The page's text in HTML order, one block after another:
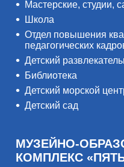
Мастерские, студии,
Школа
Отдел повышения
педагогических
Детский
Библиотека
Детский морской
Детский сад
МУЗЕЙНО-
КОМПЛЕКС